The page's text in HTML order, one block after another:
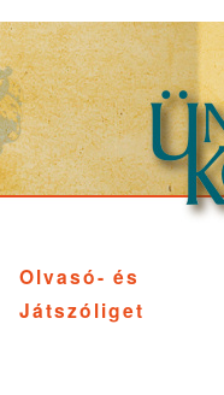
Olvasó- és
Játszóliget